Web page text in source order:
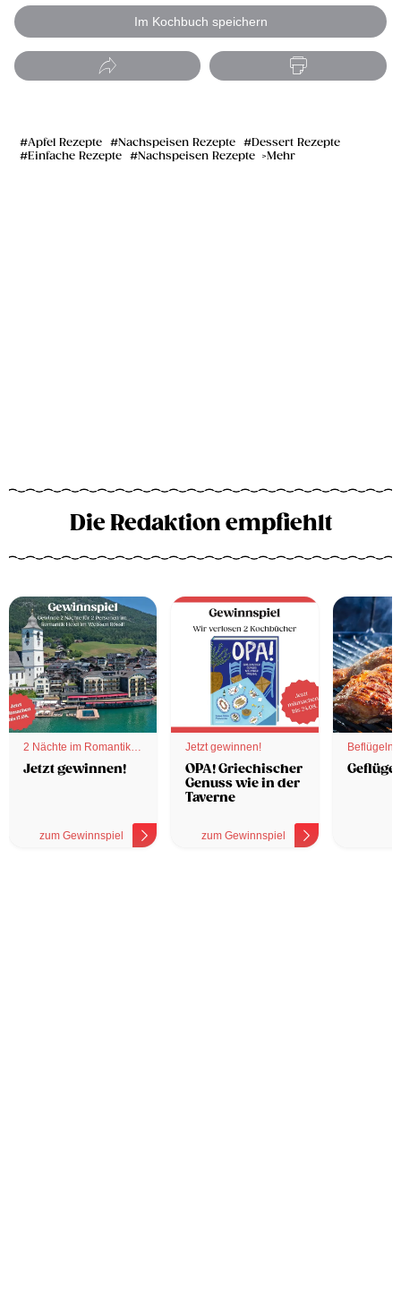
Im Kochbuch speichern
Apfel Rezepte Nachspeisen Rezepte
Dessert Rezepte
Einfache Rezepte
Nachspeisen Rezepte Mehr
Die Redaktion empfiehlt
2 Nächte im Romantik
Hotel
Jetzt gewinnen!
zum Gewinnspiel
Jetzt gewinnen!
OPA! Griechischer
Genuss wie in der
Taverne
zum Gewinnspiel